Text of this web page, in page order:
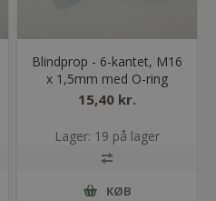
Blindprop - 6-kantet, M16
x 1,5mm med O-ring
15,40 kr.
Lager: 19 på lager
KØB